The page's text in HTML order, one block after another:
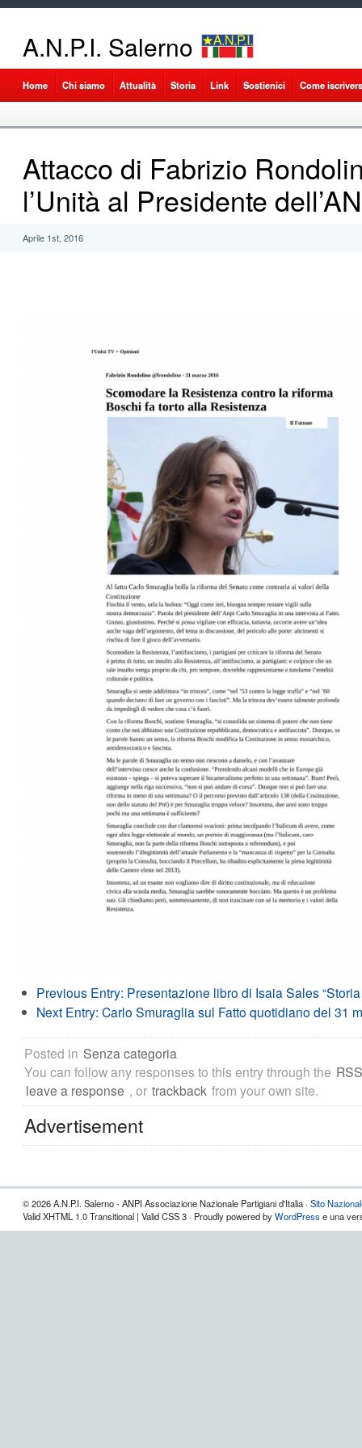
A.N.P.I. Salerno
Home Chi siamo Attualità Storia Link Sostienici Come
Attacco di Fabrizio
l’Unità al Presidente
Aprile 1st, 2016
Previous Entry: Presentazione libro di Isaia Sales
Next Entry: Carlo Smuraglia sul Fatto quotidiano del 31
Posted in Senza categoria
You can follow any responses to this entry through the
leave a response , or trackback from your own site.
Advertisement
© 2026 A.N.P.I. Salerno - ANPI Associazione Nazionale Partigiani d'Italia · Sito
Valid XHTML 1.0 Transitional | Valid CSS 3 · Proudly powered byWordPress e una